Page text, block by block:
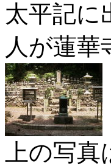
太平記に
人が蓮華
上の写